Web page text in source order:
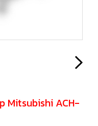
Mitsubishi ACH-